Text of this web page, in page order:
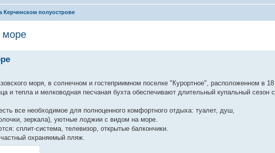
Керченском полуострове
море
моря, в солнечном и гостеприимном поселке "Курортное", расположенном в 18
и тепла и мелководная песчаная бухта обеспечивают длительный купальный сезон с
все необходимое для полноценного комфортного отдыха: туалет, душ,
зеркала), уютные лоджии с видом на море.
сплит-система, телевизор, открытые балкончики.
охраняемый пляж.